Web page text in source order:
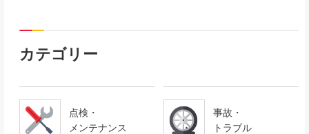
カテゴリー
点検・
メンテナンス
事故・
トラブル